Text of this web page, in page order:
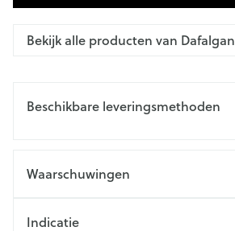
Bekijk alle producten van Dafalgan
Beschikbare leveringsmethoden
Waarschuwingen
Indicatie